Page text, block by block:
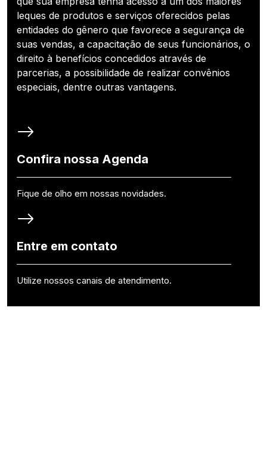
leques de produtos e serviços oferecidos pelas
entidades do gênero que favorece a segurança de
suas vendas, a capacitação de seus funcionários, o
direito à benefícios concedidos através de
parcerias, a possibilidade de realizar convênios
especiais, dentre outras vantagens.
Confira nossa Agenda
Fique de olho em nossas novidades.
Entre em contato
Utilize nossos canais de atendimento.